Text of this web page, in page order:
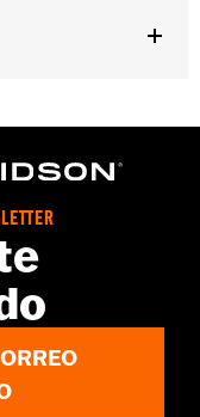
con dos o
audio Harley-
El subwoofer
FLHXSE, FLTRXSE y
del conmutador
secundario
amplificador
con los modelos